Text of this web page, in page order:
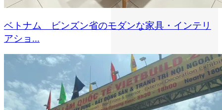
ベトナム ビンズン省のモダンな家具・インテリ
アショ...